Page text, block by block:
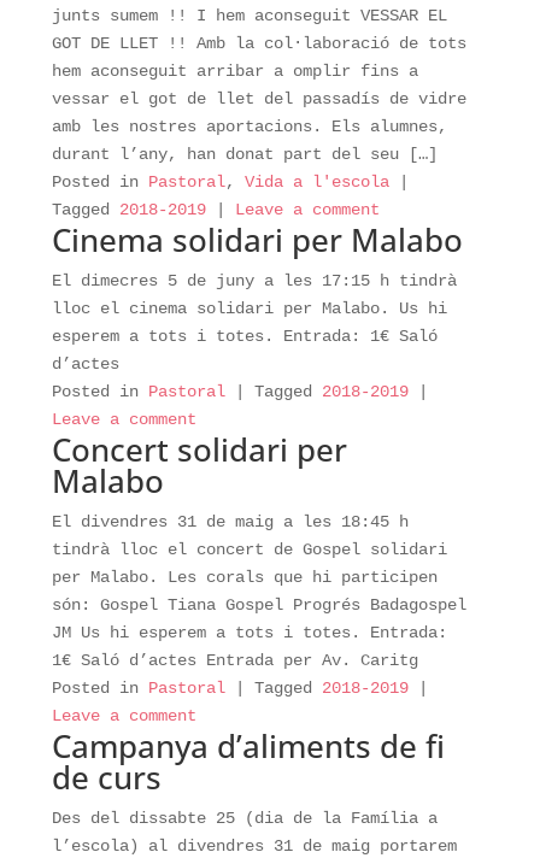
junts sumem !! I hem aconseguit VESSAR EL
GOT DE LLET !! Amb la col·laboració de tots
hem aconseguit arribar a omplir fins a
vessar el got de llet del passadís de vidre
amb les nostres aportacions. Els alumnes,
durant l’any, han donat part del seu […]
Posted in Pastoral, Vida a l'escola
Tagged
2018-2019 Leave a comment
Cinema solidari per Malabo
El dimecres 5 de juny a les 17:15 h tindrà
lloc el cinema solidari per Malabo. Us hi
esperem a tots i totes. Entrada: 1€ Saló
d’actes
Posted in Pastoral Tagged 2018-2019
Leave a comment
Concert solidari per
Malabo
El divendres 31 de maig a les 18:45 h
tindrà lloc el concert de Gospel solidari
per Malabo. Les corals que hi participen
són: Gospel Tiana Gospel Progrés Badagospel
JM Us hi esperem a tots i totes. Entrada:
1€ Saló d’actes Entrada per Av. Caritg
Posted in Pastoral Tagged 2018-2019
Leave a comment
Campanya d’aliments de fi
de curs
Des del dissabte 25 (dia de la Família a
l’escola) al divendres 31 de maig portarem